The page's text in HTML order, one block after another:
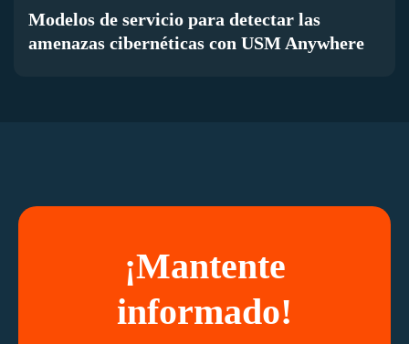
Modelos de servicio para detectar las
amenazas cibernéticas con USM Anywhere
¡Mantente
informado!